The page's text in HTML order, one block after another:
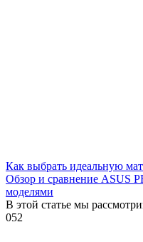
Как выбрать идеальную
Обзор и сравнение ASUS
моделями
В этой статье мы
052